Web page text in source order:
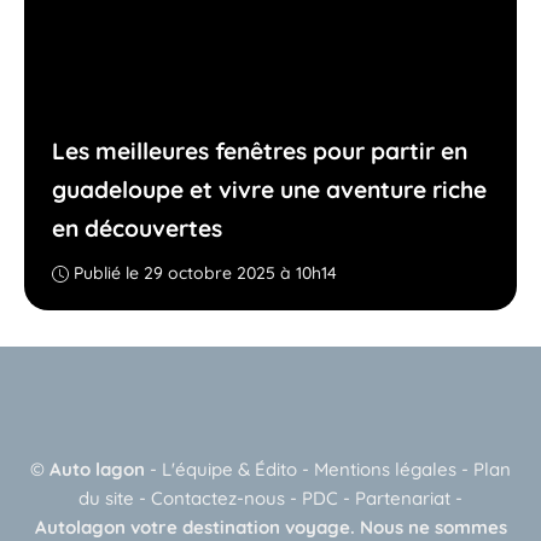
Les meilleures fenêtres pour partir en
guadeloupe et vivre une aventure riche
en découvertes
Publié le 29 octobre 2025 à 10h14
© Auto lagon - L'équipe & Édito - Mentions légales - Plan
du site - Contactez-nous - PDC - Partenariat -
Autolagon votre destination voyage. Nous ne sommes